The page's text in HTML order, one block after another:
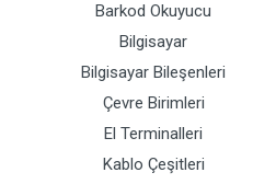
Barkod Okuyucu
Bilgisayar
Bilgisayar Bileşenleri
Çevre Birimleri
El Terminalleri
Kablo Çeşitleri